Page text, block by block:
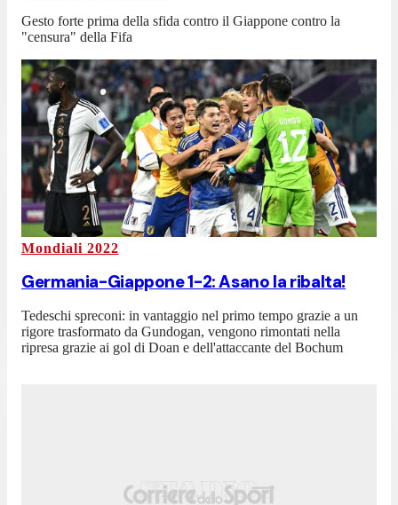
Gesto forte prima della sfida contro il Giappone contro la
"censura" della Fifa
Mondiali 2022
Germania-Giappone 1-2: Asano la ribalta!
Tedeschi spreconi: in vantaggio nel primo tempo grazie a un
rigore trasformato da Gundogan, vengono rimontati nella
ripresa grazie ai gol di Doan e dell'attaccante del Bochum